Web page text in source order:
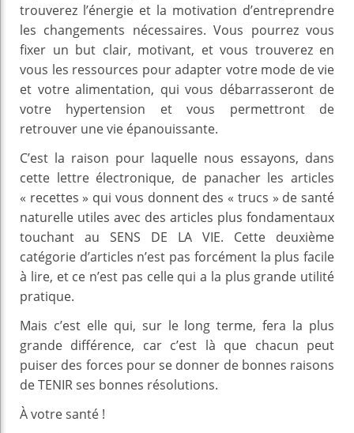
trouverez l’énergie et la motivation d’entreprendre
les changements nécessaires. Vous pourrez vous
fixer un but clair, motivant, et vous trouverez en
vous les ressources pour adapter votre mode de vie
et votre alimentation, qui vous débarrasseront de
votre hypertension et vous permettront de
retrouver une vie épanouissante.
C’est la raison pour laquelle nous essayons, dans
cette lettre électronique, de panacher les articles
« recettes » qui vous donnent des « trucs » de santé
naturelle utiles avec des articles plus fondamentaux
touchant au SENS DE LA VIE. Cette deuxième
catégorie d’articles n’est pas forcément la plus facile
à lire, et ce n’est pas celle qui a la plus grande utilité
pratique.
Mais c’est elle qui, sur le long terme, fera la plus
grande différence, car c’est là que chacun peut
puiser des forces pour se donner de bonnes raisons
de TENIR ses bonnes résolutions.
À votre santé !